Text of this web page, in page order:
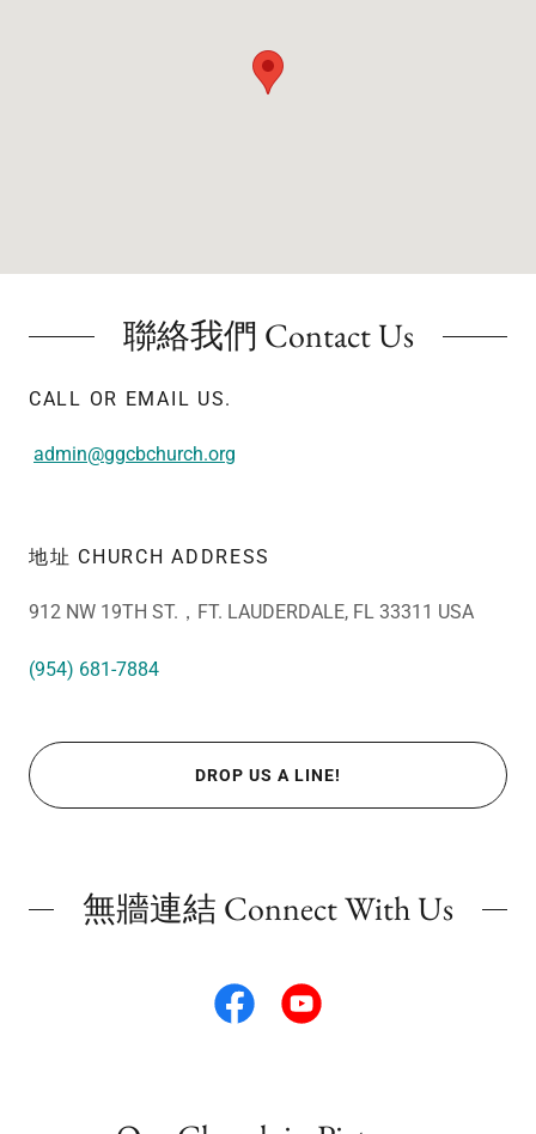
聯絡我們 Contact Us
CALL OR EMAIL US.
admin@ggcbchurch.org
地址 CHURCH ADDRESS
912 NW 19TH ST.，FT. LAUDERDALE, FL 33311 USA
(954) 681-7884
DROP US A LINE!
無牆連結 Connect With Us